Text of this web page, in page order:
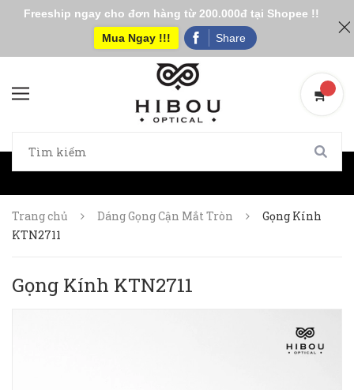
Trang chủ Dáng Gọng Cận Mắt Tròn
Gọng Kính
KTN2711
Gọng Kính KTN2711
Freeship ngay cho đơn hàng từ 200.000đ tại Shopee !!
Mua Ngay !!!
Share